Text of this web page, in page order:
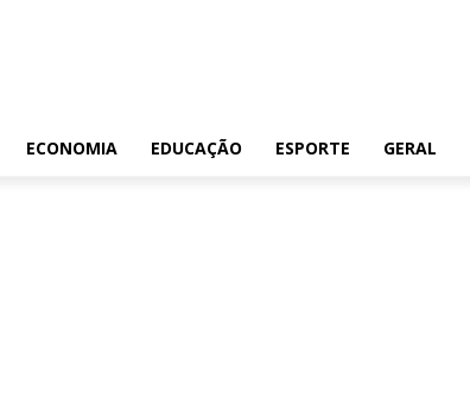
ECONOMIA EDUCAÇÃO ESPORTE GERAL